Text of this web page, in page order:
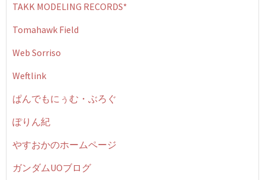
TAKK MODELING RECORDS*
Tomahawk Field
Web Sorriso
Weftlink
ぱんでもにぅむ・ぶろぐ
ぽりん紀
やすおかのホームページ
ガンダムUOブログ